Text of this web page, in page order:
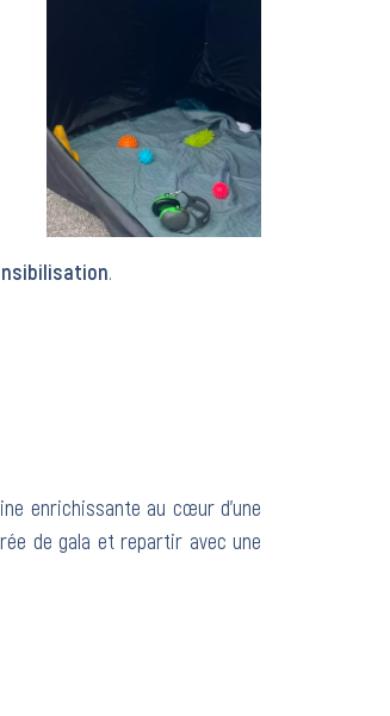
.
enrichissante au cœur d’une
de gala et repartir avec une